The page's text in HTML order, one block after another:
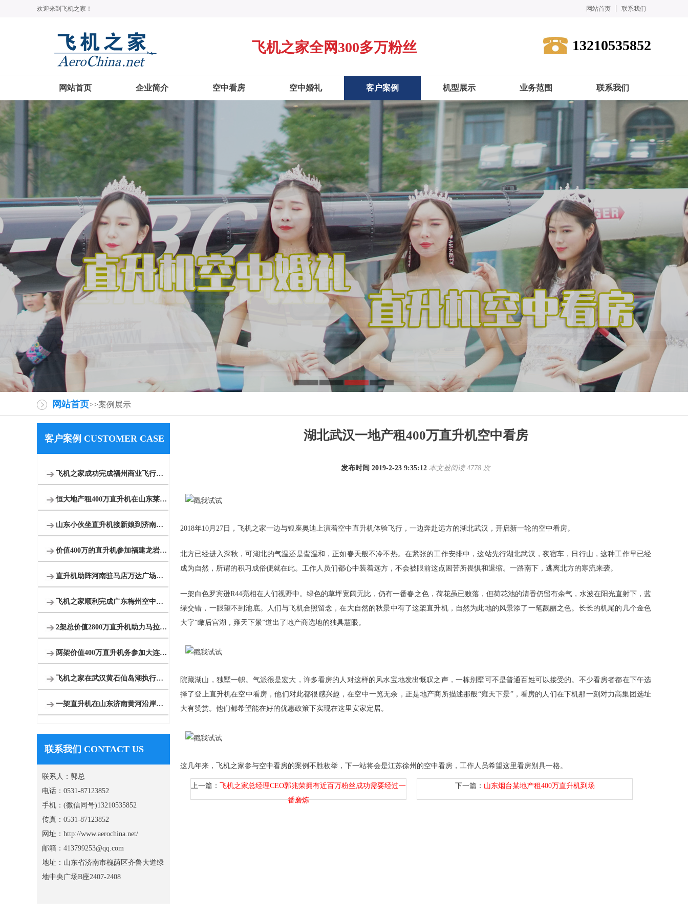
欢迎来到飞机之家！ 网站首页 联系我们
飞机之家全网300多万粉丝 13210535852
网站首页 企业简介 空中看房 空中婚礼 客户案例 机型展示 业务范围 联系我们
网站首页>>案例展示
客户案例 CUSTOMER CASE
飞机之家成功完成福州商业飞行活动
恒大地产租400万直升机在山东莱芜360度空中看房
山东小伙坐直升机接新娘到济南农村老家
价值400万的直升机参加福建龙岩楼盘空中看房活动
直升机助阵河南驻马店万达广场MLE婚戒开业现场人山人海
飞机之家顺利完成广东梅州空中巡查飞行务
2架总价值2800万直升机助力马拉松比赛
两架价值400万直升机务参加大连静态展览
飞机之家在武汉黄石仙岛湖执行飞行任务
一架直升机在山东济南黄河沿岸附近开展农林喷洒
联系我们 CONTACT US
联系人：郭总
电话：0531-87123852
手机：(微信同号)13210535852
传真：0531-87123852
网址：http://www.aerochina.net/
邮箱：413799253@qq.com
地址：山东省济南市槐荫区齐鲁大道绿
地中央广场B座2407-2408
湖北武汉一地产租400万直升机空中看房
发布时间 2019-2-23 9:35:12 本文被阅读 4778 次
2018年10月27日，飞机之家一边与银座奥迪上演着空中直升机体验飞行，一边奔赴远方的湖北武汉，开启新一轮的空中看房。
北方已经进入深秋，可湖北的气温还是蛮温和，正如春天般不冷不热。在紧张的工作安排中，这站先行湖北武汉，夜宿车，日行山，这种工作早已经
成为自然，所谓的积习成俗便就在此。工作人员们都心中装着远方，不会被眼前这点困苦所畏惧和退缩。一路南下，逃离北方的寒流来袭。
一架白色罗宾逊R44亮相在人们视野中。绿色的草坪宽阔无比，仍有一番春之色，荷花虽已败落，但荷花池的清香仍留有余气，水波在阳光直射下，蓝
绿交错，一眼望不到池底。人们与飞机合照留念，在大自然的秋景中有了这架直升机，自然为此地的风景添了一笔靓丽之色。长长的机尾的几个金色
大字“瞰后宫湖，雍天下景”道出了地产商选地的独具慧眼。
院藏湖山，独墅一帜。气派很是宏大，许多看房的人对这样的风水宝地发出慨叹之声，一栋别墅可不是普通百姓可以接受的。不少看房者都在下午选
择了登上直升机在空中看房，他们对此都很感兴趣，在空中一览无余，正是地产商所描述那般“雍天下景”，看房的人们在下机那一刻对力高集团选址
大有赞赏。他们都希望能在好的优惠政策下实现在这里安家定居。
这几年来，飞机之家参与空中看房的案例不胜枚举，下一站将会是江苏徐州的空中看房，工作人员希望这里看房别具一格。
上一篇：
飞机之家总经理CEO郭兆荣拥有近百万粉丝成功需要经过一
番磨炼
下一篇： 山东烟台某地产租400万直升机到场